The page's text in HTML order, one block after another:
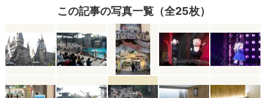
この記事の写真一覧（全25枚）